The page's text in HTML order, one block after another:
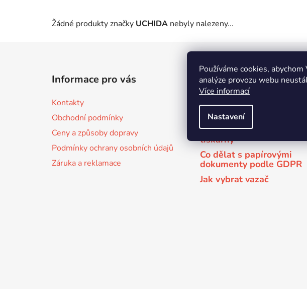
Používáme cookies,
analýze provozu webu
Více informací
Nastavení
Žádné produkty značky UCHIDA nebyly nalezeny...
Informace pro vás
Kontakty
Obchodní podmínky
Ceny a způsoby dopravy
Podmínky ochrany osobních údajů
Záruka a reklamace
Užitečné rady
Zpětný odběr
Jak vybrat vhodnou náplň
tiskárny
Co dělat s papírovými
dokumenty podle GDPR
Jak vybrat vazač